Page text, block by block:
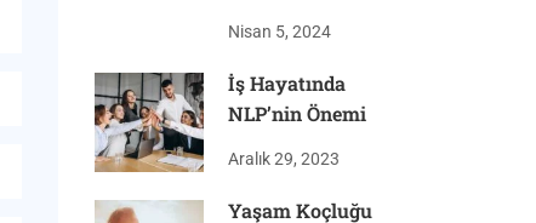
Nisan 5, 2024
İş Hayatında
NLP’nin Önemi
Aralık 29, 2023
Yaşam Koçluğu